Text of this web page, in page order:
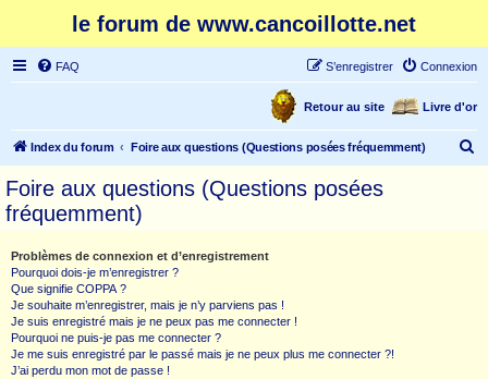
le forum de www.cancoillotte.net
FAQ Connexion
S’enregistrer
Livre d'or
Retour au site
Index du forum Foire aux questions (Questions posées fréquemment)
Foire aux questions (Questions posées
fréquemment)
Problèmes de connexion et d’enregistrement
Pourquoi dois-je m’enregistrer ?
Que signifie COPPA ?
Je souhaite m’enregistrer, mais je n’y parviens pas !
Je suis enregistré mais je ne peux pas me connecter !
Pourquoi ne puis-je pas me connecter ?
Je me suis enregistré par le passé mais je ne peux plus me connecter ?!
J’ai perdu mon mot de passe !